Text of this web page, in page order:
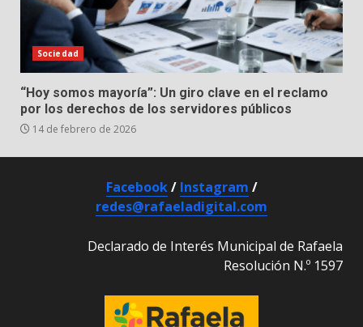
Sociedad
“Hoy somos mayoría”: Un giro clave en el reclamo
por los derechos de los servidores públicos
14 de febrero de 2026
Facebook/ Instagram /
redes@rafaeladigital.com
Declarado de Interés Municipal de Rafaela
Resolución N.º 1597